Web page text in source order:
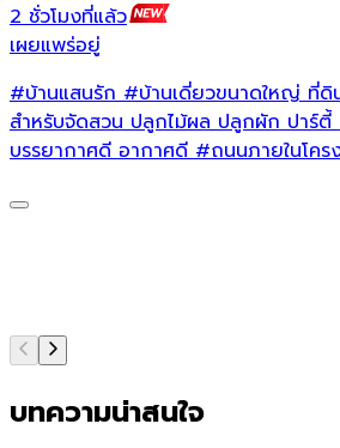
2 ชั่วโมงที่แล้ว
เผยแพร่อยู่
#บ้านแสนรัก #บ้านเดี่ยวขนาดใหญ่ ที่ดิ
สำหรับจัดสวน ปลูกไม้ผล ปลูกผัก ปาร์ตี้
บรรยากาศดี อากาศดี #ถนนภายในโคร
บทความน่าสนใจ